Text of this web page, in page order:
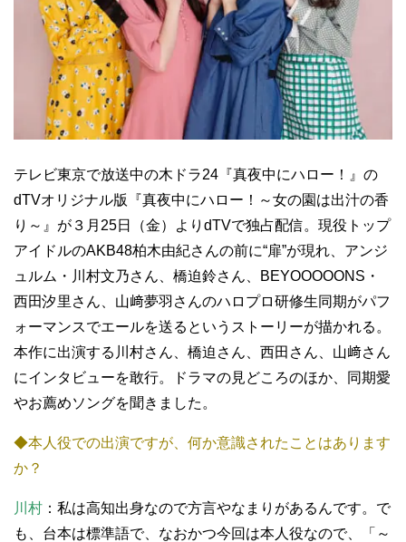
テレビ東京で放送中の木ドラ24『真夜中にハロー！』の
dTVオリジナル版『真夜中にハロー！～女の園は出汁の香
り～』が３月25日（金）よりdTVで独占配信。現役トップ
アイドルのAKB48柏木由紀さんの前に“扉”が現れ、アンジ
ュルム・川村文乃さん、橋迫鈴さん、BEYOOOOONS・
西田汐里さん、山﨑夢羽さんのハロプロ研修生同期がパフ
ォーマンスでエールを送るというストーリーが描かれる。
本作に出演する川村さん、橋迫さん、西田さん、山﨑さん
にインタビューを敢行。ドラマの見どころのほか、同期愛
やお薦めソングを聞きました。
◆本人役での出演ですが、何か意識されたことはあります
か？
川村 ：私は高知出身なので方言やなまりがあるんです。で
も、台本は標準語で、なおかつ今回は本人役なので、「～